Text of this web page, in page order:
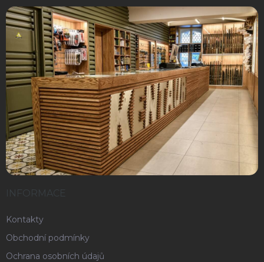
INFORMACE
Kontakty
Obchodní podmínky
Ochrana osobních údajů